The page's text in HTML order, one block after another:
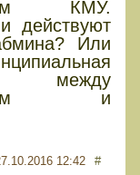
КМУ.
действуют
Или
между
и
12:42 #